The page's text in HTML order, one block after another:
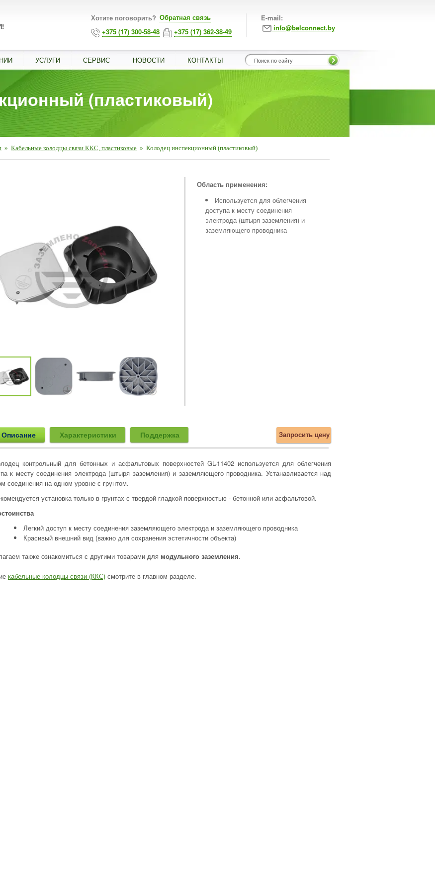
Хотите поговорить? Обратная связь
+375 (17) 300-58-48
+375 (17) 362-38-49
E-mail:
info@belconnect.by
УСЛУГИ СЕРВИС НОВОСТИ КОНТАКТЫ
(пластиковый)
» Кабельные колодцы связи ККС, пластиковые » Колодец инспекционный (пластиковый)
■
Область применения:
Используется для облегчения
доступа к месту соединения
электрода (штыря заземления) и
заземляющего проводника
Описание Характеристики Поддержка Запросить цену
контрольный для бетонных и асфальтовых поверхностей GL-11402 используется для облегчения
к месту соединения электрода (штыря заземления) и заземляющего проводника. Устанавливается над
соединения на одном уровне с грунтом.
установка только в грунтах с твердой гладкой поверхностью - бетонной или асфальтовой.
Легкий доступ к месту соединения заземляющего электрода и заземляющего проводника
Красивый внешний вид (важно для сохранения эстетичности объекта)
также ознакомиться с другими товарами для модульного заземления.
кабельные колодцы связи (ККС) смотрите в главном разделе.